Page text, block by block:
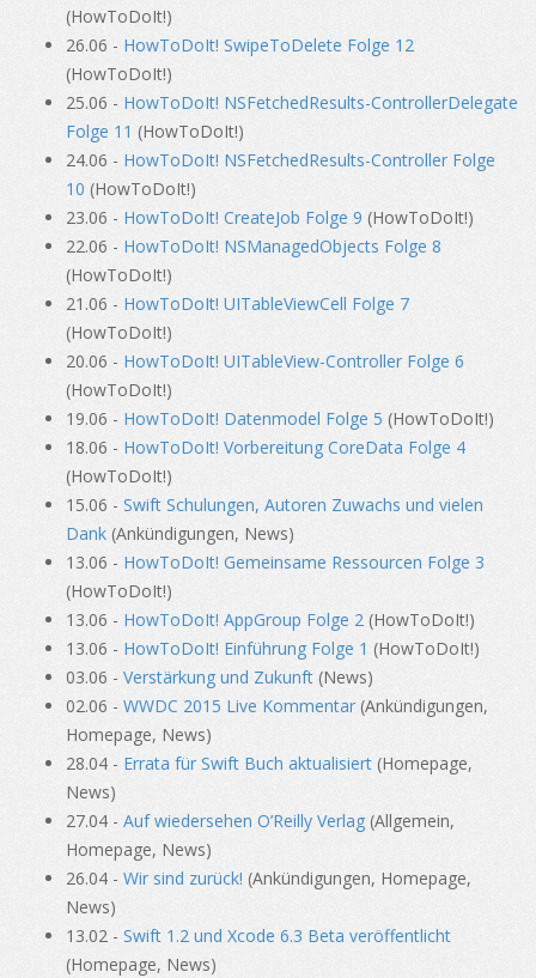
(HowToDoIt!)
26.06 - HowToDoIt! SwipeToDelete Folge 12
(HowToDoIt!)
25.06 - HowToDoIt! NSFetchedResults-ControllerDelegate
Folge 11 (HowToDoIt!)
24.06 - HowToDoIt! NSFetchedResults-Controller Folge
10 (HowToDoIt!)
23.06 - HowToDoIt! CreateJob Folge 9 (HowToDoIt!)
22.06 - HowToDoIt! NSManagedObjects Folge 8
(HowToDoIt!)
21.06 - HowToDoIt! UITableViewCell Folge 7
(HowToDoIt!)
20.06 - HowToDoIt! UITableView-Controller Folge 6
(HowToDoIt!)
19.06 - HowToDoIt! Datenmodel Folge 5 (HowToDoIt!)
18.06 - HowToDoIt! Vorbereitung CoreData Folge 4
(HowToDoIt!)
15.06 - Swift Schulungen, Autoren Zuwachs und vielen
Dank (Ankündigungen, News)
13.06 - HowToDoIt! Gemeinsame Ressourcen Folge 3
(HowToDoIt!)
13.06 - HowToDoIt! AppGroup Folge 2 (HowToDoIt!)
13.06 - HowToDoIt! Einführung Folge 1 (HowToDoIt!)
03.06 - Verstärkung und Zukunft (News)
02.06 - WWDC 2015 Live Kommentar (Ankündigungen,
Homepage, News)
28.04 - Errata für Swift Buch aktualisiert (Homepage,
News)
27.04 - Auf wiedersehen O’Reilly Verlag (Allgemein,
Homepage, News)
26.04 - Wir sind zurück! (Ankündigungen, Homepage,
News)
13.02 - Swift 1.2 und Xcode 6.3 Beta veröffentlicht
(Homepage, News)